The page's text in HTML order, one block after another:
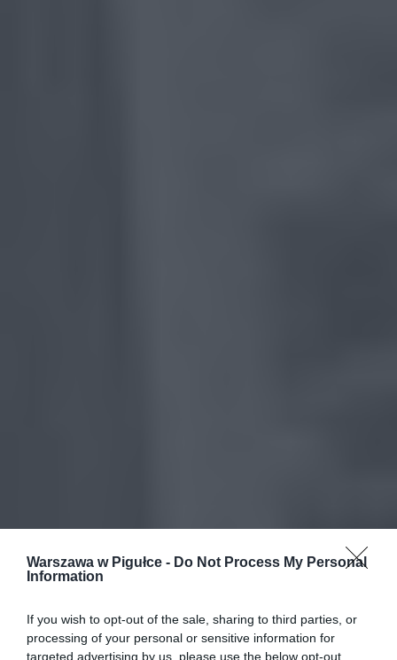
Warszawa w Pigułce - Do Not Process My Personal
Information
If you wish to opt-out of the sale, sharing to third parties, or
processing of your personal or sensitive information for
targeted advertising by us, please use the below opt-out